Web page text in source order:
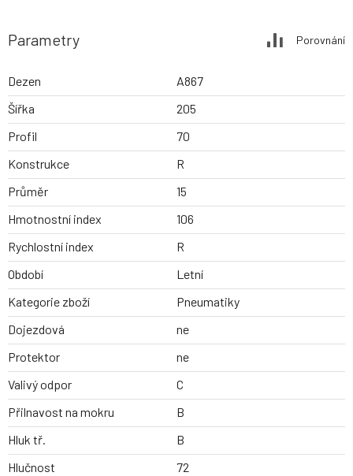
Parametry Porovnání
Dezen
A867
Šířka
205
Profil
70
Konstrukce
R
Průměr
15
Hmotnostní index
106
Rychlostní index
R
Období
Letní
Kategorie zboží
Pneumatiky
Dojezdová
ne
Protektor
ne
Valivý odpor
C
Přilnavost na mokru
B
Hluk tř.
B
Hlučnost
72